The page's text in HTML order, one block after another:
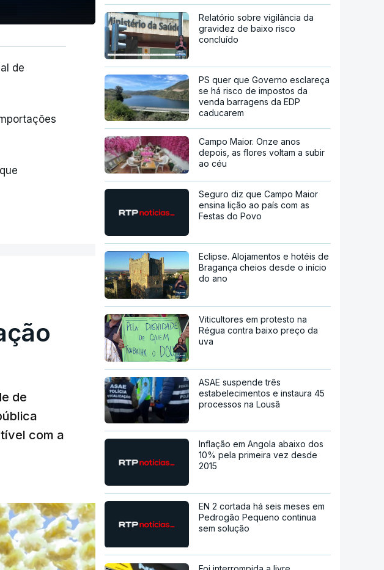
de
de
com a
Relatório sobre vigilância da
gravidez de baixo risco
concluído
PS quer que Governo esclareça
se há risco de impostos da
venda barragens da EDP
caducarem
Campo Maior. Onze anos
depois, as flores voltam a subir
ao céu
Seguro diz que Campo Maior
ensina lição ao país com as
Festas do Povo
Eclipse. Alojamentos e hotéis de
Bragança cheios desde o início
do ano
Viticultores em protesto na
Régua contra baixo preço da
uva
ASAE suspende três
estabelecimentos e instaura 45
processos na Lousã
Inflação em Angola abaixo dos
10% pela primeira vez desde
2015
EN 2 cortada há seis meses em
Pedrogão Pequeno continua
sem solução